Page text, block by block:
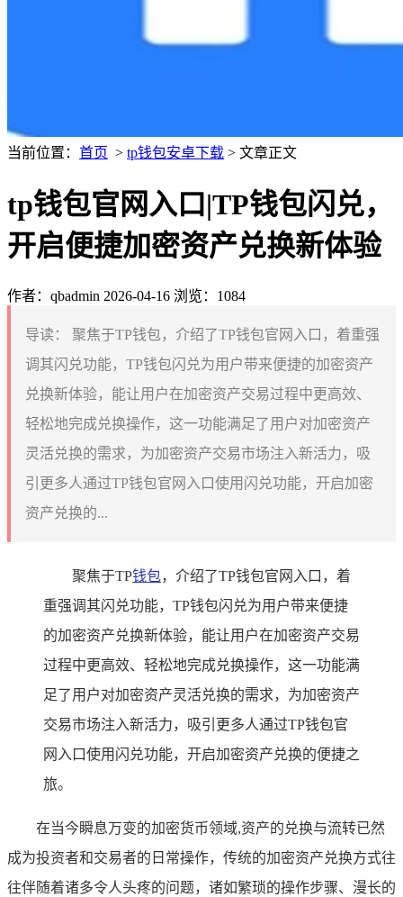
当前位置： 首页 > tp钱包安卓下载 > 文章正文
tp钱包官网入口|TP钱包闪兑，
开启便捷加密资产兑换新体验
作者：qbadmin 2026-04-16 浏览：1084
导读：
聚焦于TP钱包，介绍了TP钱包官网入口，着重强
调其闪兑功能，TP钱包闪兑为用户带来便捷的加密资产
兑换新体验，能让用户在加密资产交易过程中更高效、
轻松地完成兑换操作，这一功能满足了用户对加密资产
灵活兑换的需求，为加密资产交易市场注入新活力，吸
引更多人通过TP钱包官网入口使用闪兑功能，开启加密
资产兑换的...
聚焦于TP钱包，介绍了TP钱包官网入口，着
重强调其闪兑功能，TP钱包闪兑为用户带来便捷
的加密资产兑换新体验，能让用户在加密资产交易
过程中更高效、轻松地完成兑换操作，这一功能满
足了用户对加密资产灵活兑换的需求，为加密资产
交易市场注入新活力，吸引更多人通过TP钱包官
网入口使用闪兑功能，开启加密资产兑换的便捷之
旅。
在当今瞬息万变的加密货币领域,资产的兑换与流转已然
成为投资者和交易者的日常操作，传统的加密资产兑换方式往
往伴随着诸多令人头疼的问题，诸如繁琐的操作步骤、漫长的